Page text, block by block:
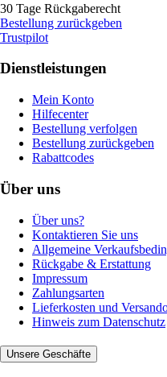
30 Tage Rückgaberecht
Bestellung zurückgeben
Trustpilot
Dienstleistungen
Mein Konto
Hilfecenter
Bestellung verfolgen
Bestellung zurückgeben
Rabattcodes
Über uns
Über uns?
Kontaktieren Sie uns
Allgemeine
Rückgabe & Erstattung
Impressum
Zahlungsarten
Lieferkosten und
Hinweis zum Datenschutz
Unsere Geschäfte